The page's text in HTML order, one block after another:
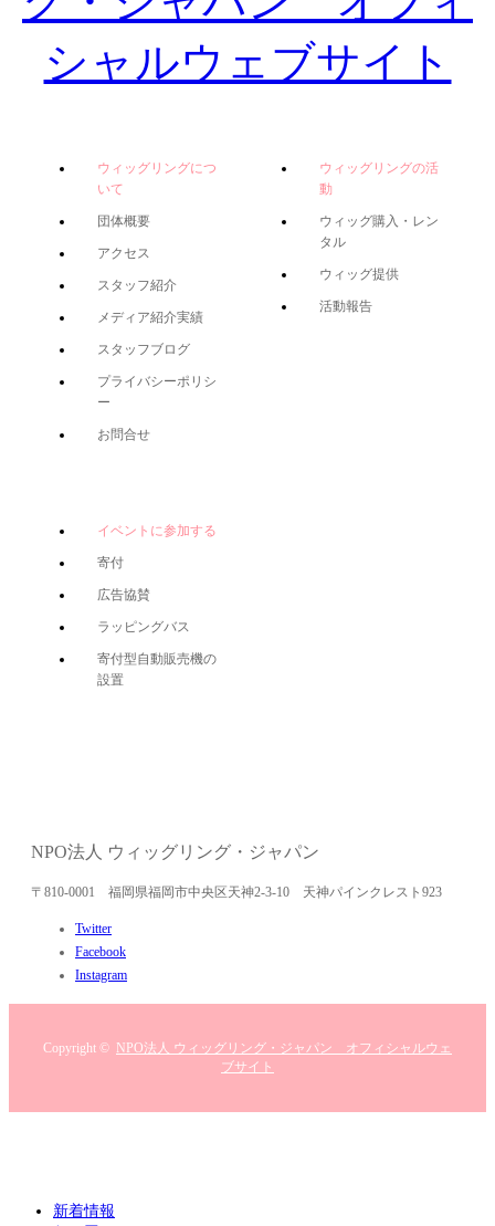
ウィッグリングにつ
いて
団体概要
アクセス
スタッフ紹介
メディア紹介実績
スタッフブログ
プライバシーポリシ
ー
お問合せ
ウィッグリングの活
動
ウィッグ購入・レン
タル
ウィッグ提供
活動報告
イベントに参加する
寄付
広告協賛
ラッピングバス
寄付型自動販売機の
設置
NPO法人 ウィッグリング・ジャパン
〒810-0001 福岡県福岡市中央区天神2-3-10 天神パインクレスト923
Twitter
Facebook
Instagram
Copyright © NPO法人 ウィッグリング・ジャパン オフィシャルウェ
ブサイト
新着情報